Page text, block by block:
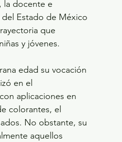
la docente e
Estado de México
que
y jóvenes.
edad su vocación
en el
aplicaciones en
colorantes, el
No obstante, su
aquellos